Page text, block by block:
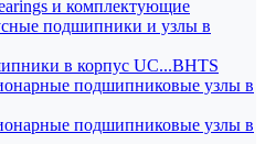
и комплектующие
подшипники и узлы в
в корпус UC...BHTS
подшипниковые узлы в
подшипниковые узлы в